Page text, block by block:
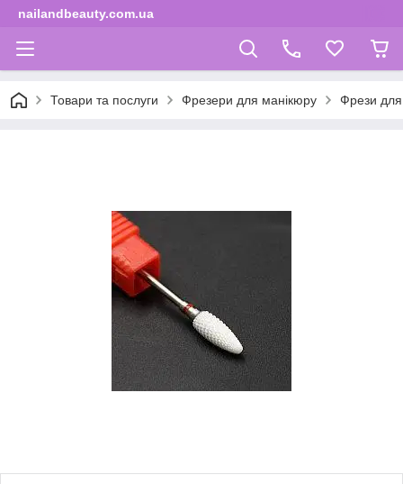
nailandbeauty.com.ua
Товари та послуги Фрезери для манікюру Фрези